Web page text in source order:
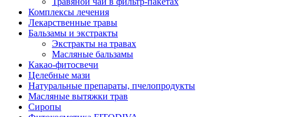
Комплексы лечения
Лекарственные травы
Бальзамы и экстракты
Экстракты на травах
Масляные бальзамы
Какао-фитосвечи
Целебные мази
Натуральные препараты, пчелопродукты
Масляные вытяжки трав
Сиропы